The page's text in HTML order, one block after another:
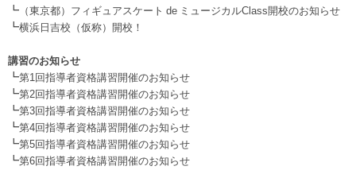
┗ （東京都）フィギュアスケート de ミュージカルClass開校のお知らせ
┗横浜日吉校（仮称）開校！
講習のお知らせ
┗第1回指導者資格講習開催のお知らせ
┗第2回指導者資格講習開催のお知らせ
┗第3回指導者資格講習開催のお知らせ
┗第4回指導者資格講習開催のお知らせ
┗第5回指導者資格講習開催のお知らせ
┗第6回指導者資格講習開催のお知らせ